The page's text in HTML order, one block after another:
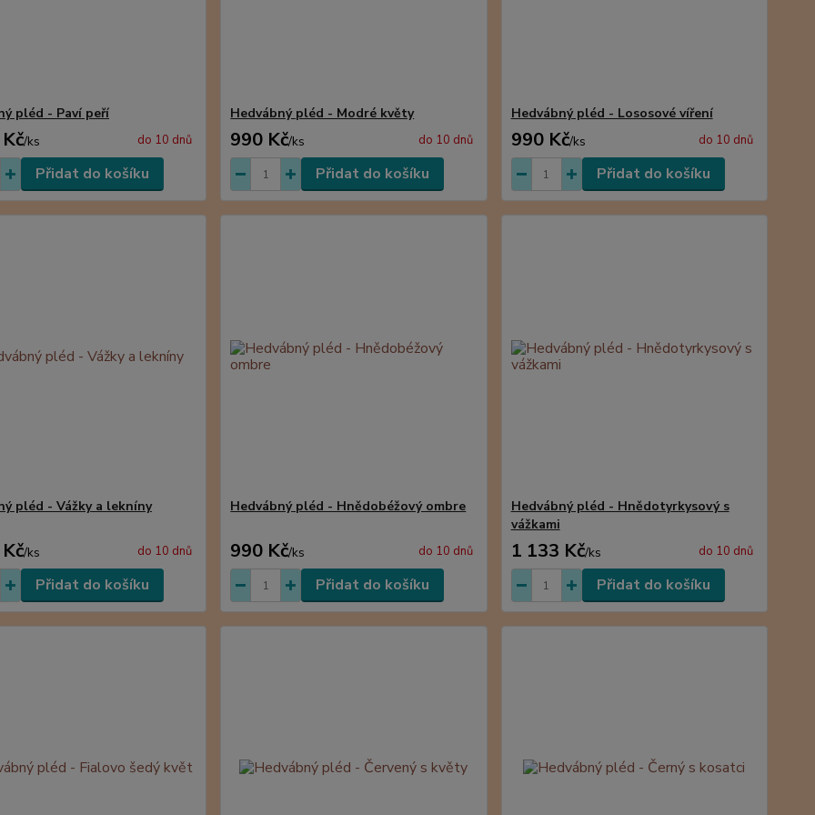
pléd - Paví peří
/ks do 10 dnů
Přidat do košíku
Hedvábný pléd - Modré květy
990 Kč/ks do 10 dnů
Přidat do košíku
Hedvábný pléd - Lososové víření
990 Kč/ks do 10 dnů
Přidat do košíku
pléd - Vážky a lekníny
/ks do 10 dnů
Přidat do košíku
Hedvábný pléd - Hnědobéžový ombre
990 Kč/ks do 10 dnů
Přidat do košíku
Hedvábný pléd - Hnědotyrkysový s
vážkami
1 133 Kč/ks do 10 dnů
Přidat do košíku